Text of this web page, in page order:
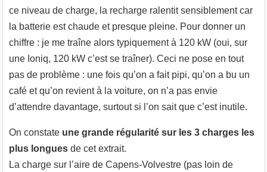
ce niveau de charge, la recharge ralentit sensiblement car
la batterie est chaude et presque pleine. Pour donner un
chiffre : je me traîne alors typiquement à 120 kW (oui, sur
une Ioniq, 120 kW c’est se traîner). Ceci ne pose en tout
pas de problème : une fois qu’on a fait pipi, qu’on a bu un
café et qu’on revient à la voiture, on n’a pas envie
d’attendre davantage, surtout si l’on sait que c’est inutile.
On constate une grande régularité sur les 3 charges les
plus longues de cet extrait.
La charge sur l’aire de Capens-Volvestre (pas loin de